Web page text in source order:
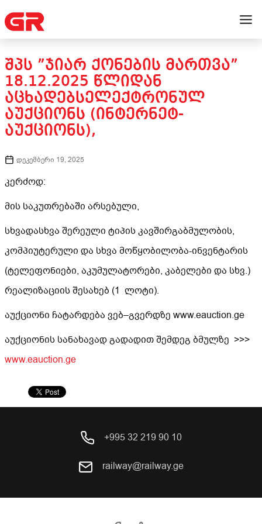
ᲨᲞᲡ ”ᲯᲘᲐᲠ ᲥᲝᲜᲔᲑᲘᲡ ᲛᲐᲠᲗᲕᲐ”
18.12.2025 ᲬᲚᲘᲓᲐᲜ
ᲐᲪᲮᲐᲓᲔᲑᲡᲔᲚᲔᲥᲢᲠᲝᲜᲣᲚ
ᲐᲣᲥᲪᲘᲝᲜᲡ (ᲘᲜᲢᲔᲠᲜᲔᲢ-
ᲐᲣᲥᲪᲘᲝᲜᲡ),
დეკემბერი 19, 2025
კერძოდ:
მის საკუთრებაში არსებული,
სხვადასხვა შერეული ტიპის კავშირგაბმულობის,
კომპიუტერული და სხვა მოწყობილობა-ინვენტარის
(ტელეფონიები, აკუმულატორები, კაბელები და სხვ.)
რეალიზაციის შესახებ (1 ლოტი).
აუქციონი ჩატარდება ვებ–გვერდზე www.eauction.ge
აუქციონის სანახავადგადადითშემდეგ ბმულზე >>>
www.eauction.ge
+995 32 219 90 10
railway@railway.ge